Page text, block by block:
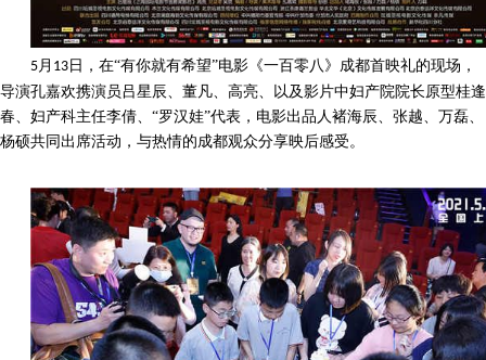
5 月 13日，在“有你就有希望”电影《一百零八》成都首映礼的现场，
导演孔嘉欢携演员吕星辰、董凡、高亮、以及影片中妇产院院长原型桂逢
春、妇产科主任李倩、“罗汉娃”代表，电影出品人褚海辰、张越、万磊、
杨硕共同出席活动，与热情的成都观众分享映后感受。